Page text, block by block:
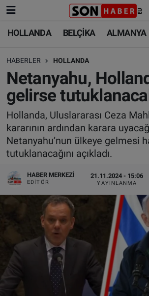
HOLLANDA BELÇİKA ALMANYA
HABERLER HOLLANDA
Netanyahu,
gelirse
Hollanda, Uluslararası Ceza
kararının ardından karara
Netanyahu’nun ülkeye gelmesi
tutuklanacağını açıkladı.
HABER MERKEZI
EDITÖR
21.11.2024 - 15:06
YAYINLANMA
HOLLANDA
BELÇİKA
ALMANYA
FRANSA
AVUSTURYA
BİLİM-TEKNOLOJİ
HOLLANDA
BELÇİKA
ALMANYA
TÜRKİYE
DÜNYA
FOTO GALERİ
VIDEO GALERİ
ALGEMENE VOORWAARDEN
CONTACT
Nöbetçi Eczaneler
Hava Durumu
Trafik Durumu
Süper Lig Puan Durumu ve
Tüm Manşetler